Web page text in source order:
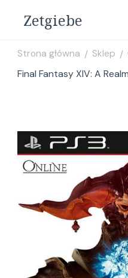
Zetgiebe
Strona główna / Sklep /
Final Fantasy XIV: A